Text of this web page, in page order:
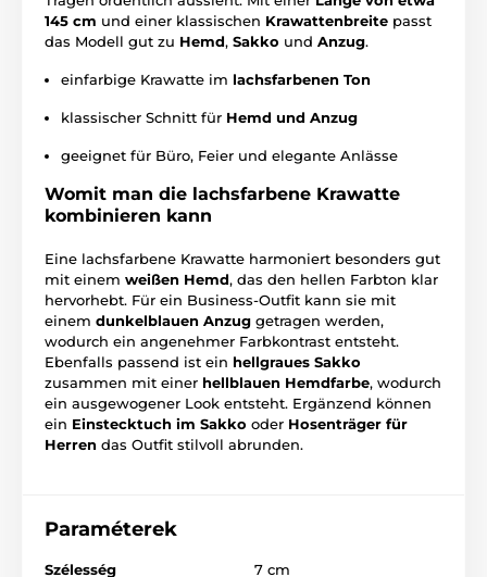
145 cm und einer klassischen Krawattenbreite passt
das Modell gut zu Hemd, Sakko und Anzug.
einfarbige Krawatte im lachsfarbenen Ton
klassischer Schnitt für Hemd und Anzug
geeignet für Büro, Feier und elegante Anlässe
Womit man die lachsfarbene Krawatte
kombinieren kann
Eine lachsfarbene Krawatte harmoniert besonders gut
mit einem weißen Hemd, das den hellen Farbton klar
hervorhebt. Für ein Business-Outfit kann sie mit
einem dunkelblauen Anzug getragen werden,
wodurch ein angenehmer Farbkontrast entsteht.
Ebenfalls passend ist ein hellgraues Sakko
zusammen mit einer hellblauen Hemdfarbe, wodurch
ein ausgewogener Look entsteht. Ergänzend können
ein Einstecktuch im Sakko oder Hosenträger für
Herren das Outfit stilvoll abrunden.
Paraméterek
Szélesség 7 cm